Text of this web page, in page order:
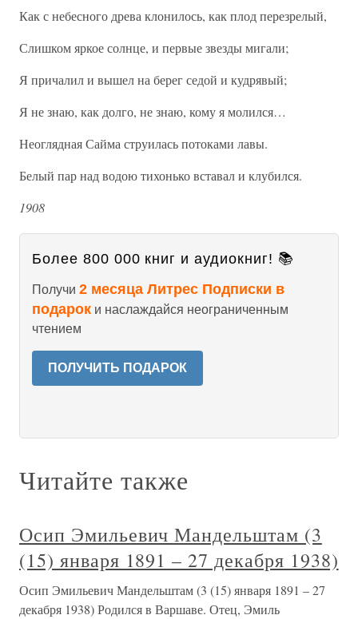
Как с небесного древа клонилось, как плод перезрелый,
Слишком яркое солнце, и первые звезды мигали;
Я причалил и вышел на берег седой и кудрявый;
Я не знаю, как долго, не знаю, кому я молился…
Неоглядная Сайма струилась потоками лавы.
Белый пар над водою тихонько вставал и клубился.
1908
Более 800 000 книг и аудиокниг! 📚
Получи 2 месяца Литрес Подписки в
подарок и наслаждайся неограниченным
чтением
ПОЛУЧИТЬ ПОДАРОК
Читайте также
Осип Эмильевич Мандельштам (3
(15) января 1891 – 27 декабря 1938)
Осип Эмильевич Мандельштам (3 (15) января 1891 – 27
декабря 1938) Родился в Варшаве. Отец, Эмиль